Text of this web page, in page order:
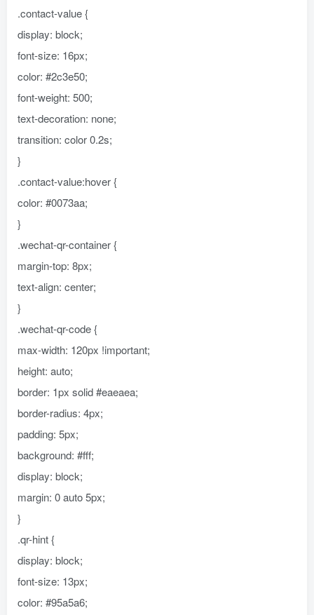
.contact-value {
display: block;
font-size: 16px;
color: #2c3e50;
font-weight: 500;
text-decoration: none;
transition: color 0.2s;
}
.contact-value:hover {
color: #0073aa;
}
.wechat-qr-container {
margin-top: 8px;
text-align: center;
}
.wechat-qr-code {
max-width: 120px !important;
height: auto;
border: 1px solid #eaeaea;
border-radius: 4px;
padding: 5px;
background: #fff;
display: block;
margin: 0 auto 5px;
}
.qr-hint {
display: block;
font-size: 13px;
color: #95a5a6;